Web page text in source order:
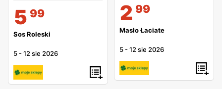
5 99
Sos Roleski
5 -12 sie 2026
2 99
Masło Łaciate
5 -12 sie 2026